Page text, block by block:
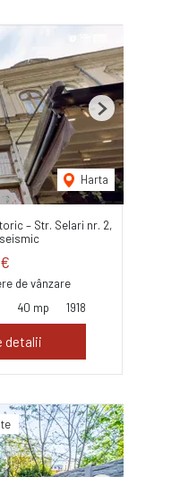
Harta
Next
– Str. Selari nr. 2,
de vânzare
40 mp 1918
detalii